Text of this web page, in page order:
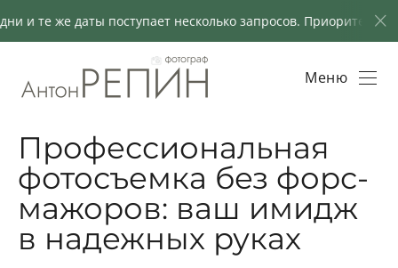
те же даты поступает несколько запросов. Приоритет
Меню
Профессиональная
фотосъемка без форс-
мажоров: ваш имидж
в надежных руках